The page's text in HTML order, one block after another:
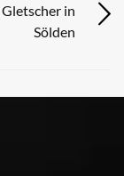
in
Sölden